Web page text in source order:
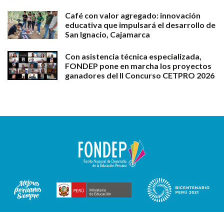
Café con valor agregado: innovación
educativa que impulsará el desarrollo de
San Ignacio, Cajamarca
Con asistencia técnica especializada,
FONDEP pone en marcha los proyectos
ganadores del II Concurso CETPRO 2026